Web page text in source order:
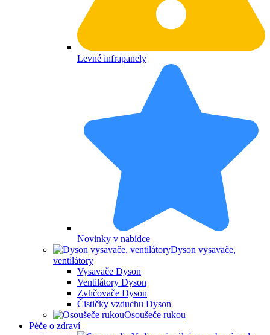
Levné infrapanely
Novinky v nabídce
Dyson vysavače,
ventilátory
Vysavače Dyson
Ventilátory Dyson
Zvhčovače Dyson
Čističky vzduchu Dyson
Osoušeče rukou
Péče o zdraví